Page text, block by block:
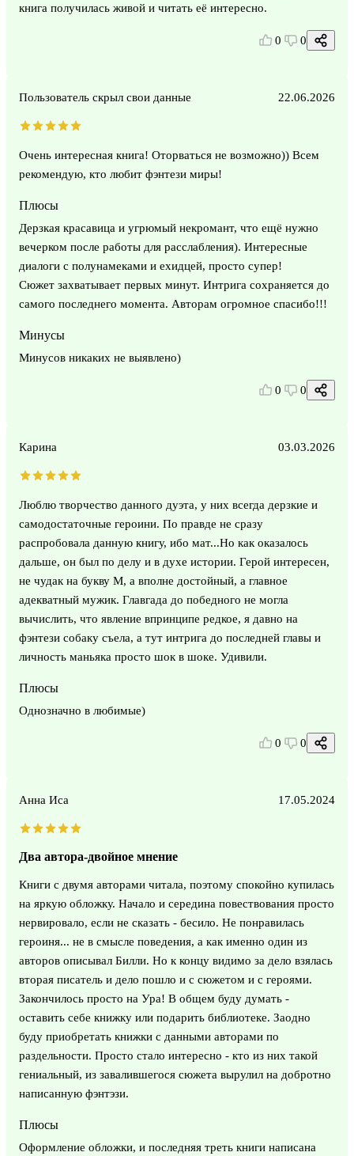
книга получилась живой и читать её интересно.
0 0
Пользователь скрыл свои данные 22.06.2026
Очень интересная книга! Оторваться не возможно)) Всем
рекомендую, кто любит фэнтези миры!
Плюсы
Дерзкая красавица и угрюмый некромант, что ещё нужно
вечерком после работы для расслабления). Интересные
диалоги с полунамеками и ехидцей, просто супер!
Сюжет захватывает первых минут. Интрига сохраняется до
самого последнего момента. Авторам огромное спасибо!!!
Минусы
Минусов никаких не выявлено)
0 0
Карина 03.03.2026
Люблю творчество данного дуэта, у них всегда дерзкие и
самодостаточные героини. По правде не сразу
распробовала данную книгу, ибо мат...Но как оказалось
дальше, он был по делу и в духе истории. Герой интересен,
не чудак на букву М, а вполне достойный, а главное
адекватный мужик. Главгада до победного не могла
вычислить, что явление впринципе редкое, я давно на
фэнтези собаку съела, а тут интрига до последней главы и
личность маньяка просто шок в шоке. Удивили.
Плюсы
Однозначно в любимые)
0 0
Анна Иса 17.05.2024
Два автора-двойное мнение
Книги с двумя авторами читала, поэтому спокойно купилась
на яркую обложку. Начало и середина повествования просто
нервировало, если не сказать - бесило. Не понравилась
героиня... не в смысле поведения, а как именно один из
авторов описывал Билли. Но к концу видимо за дело взялась
вторая писатель и дело пошло и с сюжетом и с героями.
Закончилось просто на Ура! В общем буду думать -
оставить себе книжку или подарить библиотеке. Заодно
буду приобретать книжки с данными авторами по
раздельности. Просто стало интересно - кто из них такой
гениальный, из завалившегося сюжета вырулил на добротно
написанную фэнтэзи.
Плюсы
Оформление обложки, и последняя треть книги написана